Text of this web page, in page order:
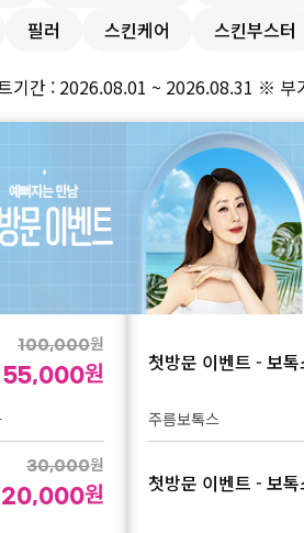
필러 스킨케어 스킨부스터
기간 : 2026.08.01 ~ 2026.08.31 ※ 부
100,000원
55,000원
30,000원
20,000원
첫방문 이벤트 - 보톡
주름보톡스
첫방문 이벤트 - 보톡